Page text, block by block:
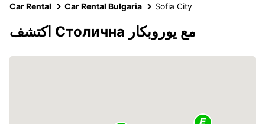
Car Rental Car Rental Bulgaria Sofia City
اكتشف Столична مع يوروبكار